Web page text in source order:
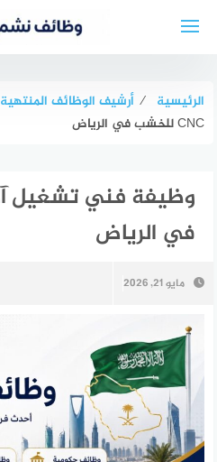
الرئيسية ⁄ أرشيف الوظائف المنتهية
CNC للخشب في الرياض
في الرياض
مايو 21, 2026